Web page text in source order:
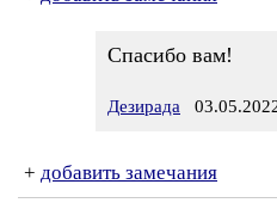
Спасибо вам!
Дезирада
+ добавить замечания